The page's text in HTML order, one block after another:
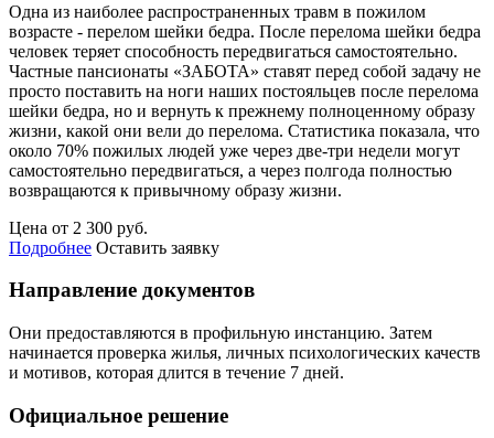
Одна из наиболее распространенных травм в пожилом
возрасте - перелом шейки бедра. После перелома шейки бедра
человек теряет способность передвигаться самостоятельно.
Частные пансионаты «ЗАБОТА» ставят перед собой задачу не
просто поставить на ноги наших постояльцев после перелома
шейки бедра, но и вернуть к прежнему полноценному образу
жизни, какой они вели до перелома. Статистика показала, что
около 70% пожилых людей уже через две-три недели могут
самостоятельно передвигаться, а через полгода полностью
возвращаются к привычному образу жизни.
Цена от 2 300 руб.
Подробнее Оставить заявку
Направление документов
Они предоставляются в профильную инстанцию. Затем
начинается проверка жилья, личных психологических качеств
и мотивов, которая длится в течение 7 дней.
Официальное решение